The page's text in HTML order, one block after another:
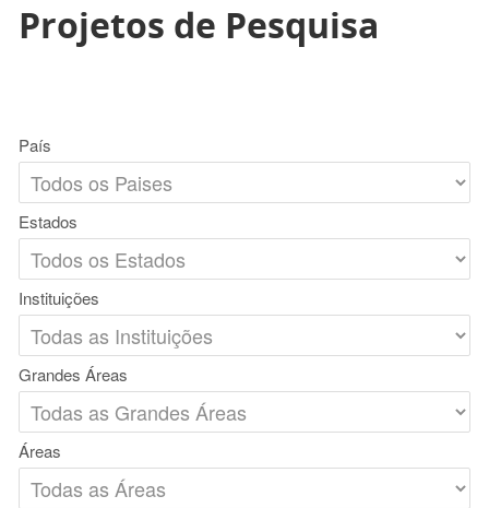
Projetos de Pesquisa
País
Estados
Instituições
Grandes Áreas
Áreas